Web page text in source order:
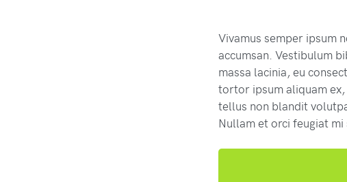
Vivamus semper ipsum
accumsan. Vestibulum
massa lacinia, eu
tortor ipsum aliquam
tellus non blandit
Nullam et orci feugiat